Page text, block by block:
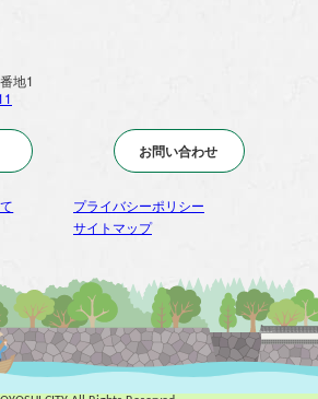
地1
お問い合わせ
プライバシーポリシー
サイトマップ